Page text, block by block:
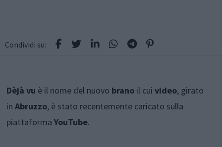
Condividi su:
Dèjà vu è il nome del nuovo brano il cuivideo, girato
inAbruzzo, è stato recentemente caricato sulla
piattaformaYouTube.